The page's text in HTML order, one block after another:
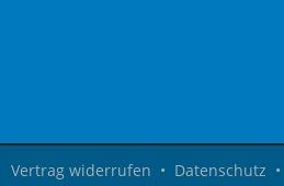
Vertrag widerrufen • Datenschutz •